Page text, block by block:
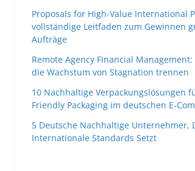
Proposals for High-Value International
vollständige Leitfaden zum Gewinnen
Aufträge
Remote Agency Financial
die Wachstum von Stagnation trennen
10 Nachhaltige Verpackungslösungen
Friendly Packaging im deutschen E-
5 Deutsche Nachhaltige Unternehmer,
Internationale Standards Setzt